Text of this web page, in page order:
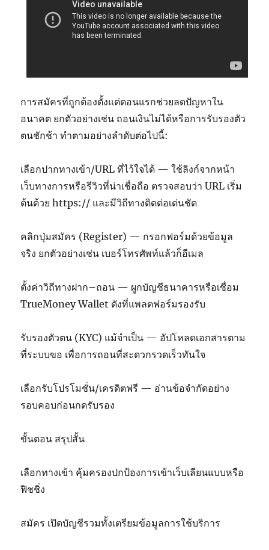
การสมัครที่ถูกต้องตั้งแต่ตอนแรกช่วยลดปัญหาใน
อนาคต ยกตัวอย่างเช่น ถอนเงินไม่ได้หรือการรับรองตัว
ตนชักช้า ทำตามอย่างลำดับต่อไปนี้:
เลือกปากทางเข้า/URL ที่ไว้ใจได้ — ใช้ลิงก์จากหน้า
เว็บทางการหรือรีวิวที่น่าเชื่อถือ ตรวจสอบว่า URL เริ่ม
ต้นด้วย https:// และมีวิถีทางติดต่อเด่นชัด
คลิกปุ่มสมัคร (Register) — กรอกฟอร์มด้วยข้อมูล
จริง ยกตัวอย่างเช่น เบอร์โทรศัพท์แล้วก็อีเมล
ตั้งค่าวิถีทางฝาก–ถอน — ผูกบัญชีธนาคารหรือเชื่อม
TrueMoney Wallet ดังที่แพลตฟอร์มรองรับ
รับรองตัวตน (KYC) แม้จำเป็น — อัปโหลดเอกสารตาม
ที่ระบบขอ เพื่อการถอนที่สะดวกรวดเร็วทันใจ
เลือกรับโปรโมชั่น/เครดิตฟรี — อ่านข้อจำกัดอย่าง
รอบคอบก่อนกดรับรอง
ขั้นตอน สรุปสั้น
เลือกทางเข้า คุ้มครองปกป้องการเข้าเว็บเลียนแบบหรือ
ฟิชชิ่ง
สมัคร เปิดบัญชีรวมทั้งเตรียมข้อมูลการใช้บริการ